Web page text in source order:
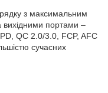
з максимальним
портами –
QC 2.0/3.0, FCP, AFC
сучасних